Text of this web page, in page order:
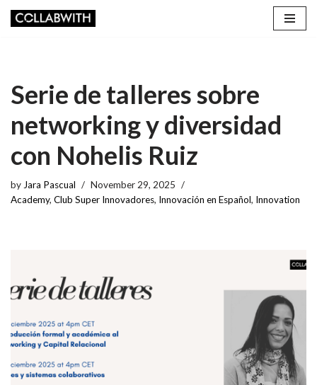
Serie de talleres sobre
networking y diversidad
con Nohelis Ruiz
by Jara Pascual
November 29, 2025
Academy, Club Super Innovadores, Innovación en Español, Innovation